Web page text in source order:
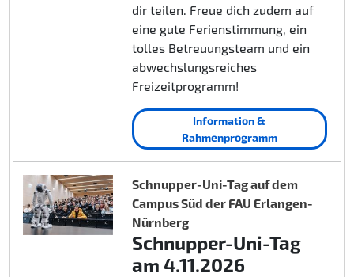
dir teilen. Freue dich zudem auf
eine gute Ferienstimmung, ein
tolles Betreuungsteam und ein
abwechslungsreiches
Freizeitprogramm!
Information &
Rahmenprogramm
Schnupper-Uni-Tag auf dem
Campus Süd der FAU Erlangen-
Nürnberg
Schnupper-Uni-Tag
am 4.11.2026